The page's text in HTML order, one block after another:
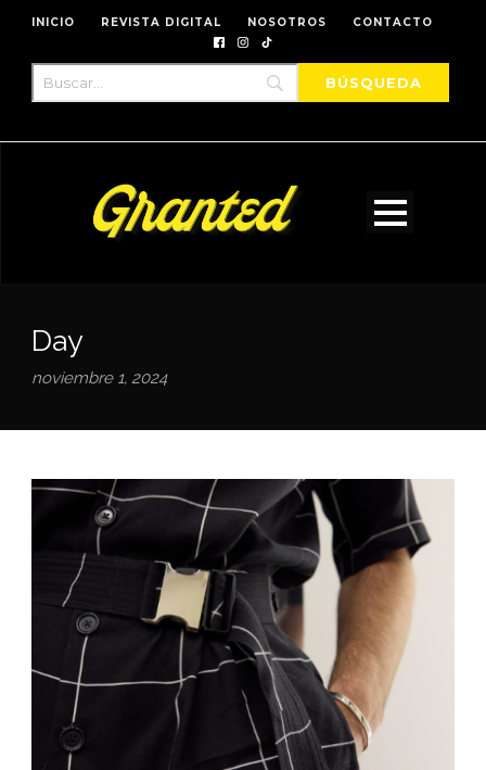
INICIO REVISTA DIGITAL NOSOTROS CONTACTO
Day
noviembre 1, 2024